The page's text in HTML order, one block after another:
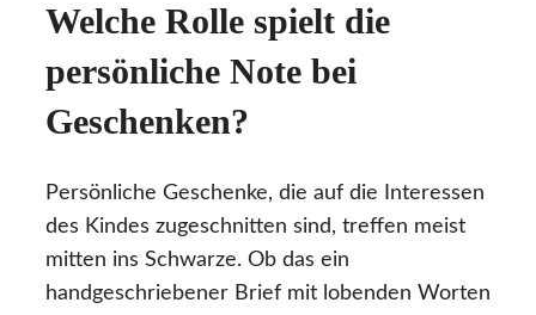
Welche Rolle spielt die
persönliche Note bei
Geschenken?
Persönliche Geschenke, die auf die Interessen
des Kindes zugeschnitten sind, treffen meist
mitten ins Schwarze. Ob das ein
handgeschriebener Brief mit lobenden Worten